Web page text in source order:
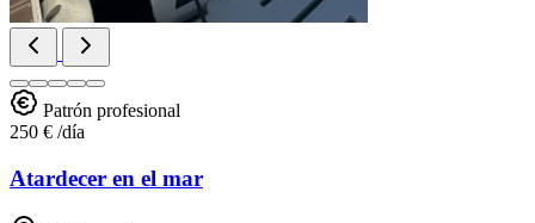
Patrón profesional
250 € /día
Atardecer en el mar